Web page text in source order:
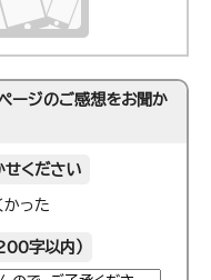
ージのご感想をお聞か
せください
かった
字以内）